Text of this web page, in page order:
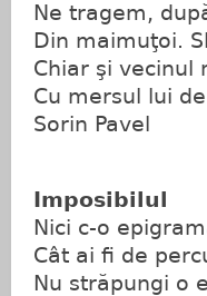
Ne tragem,
Din maimuţoi.
Chiar şi vecinul
Cu mersul lui
Sorin Pavel
Imposibilul
Nici c-o
Cât ai fi de
Nu străpungi o